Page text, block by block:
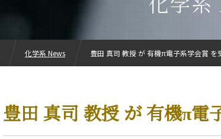
豊田 真司 教授 が 有機π電
化学系 News 豊田 真司 教授 が 有機π電子系学会賞 を